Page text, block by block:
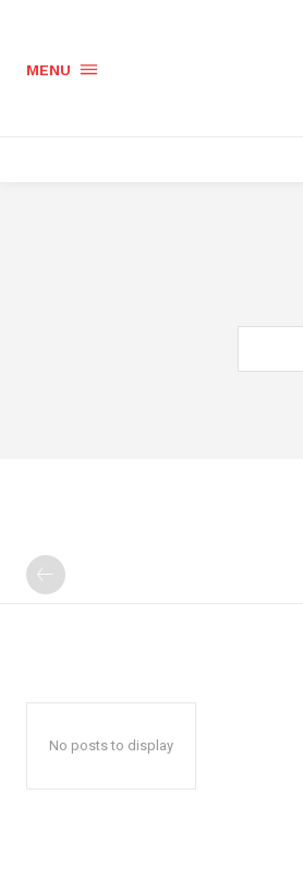
MENU
No posts to display